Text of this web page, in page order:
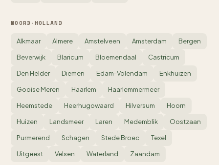
NOORD-HOLLAND
Alkmaar Almere Amstelveen Amsterdam Bergen
Beverwijk Blaricum Bloemendaal Castricum
Den Helder Diemen Edam-Volendam Enkhuizen
Gooise Meren Haarlem Haarlemmermeer
Heemstede Heerhugowaard Hilversum Hoorn
Huizen Landsmeer Laren Medemblik Oostzaan
Purmerend Schagen Stede Broec Texel
Uitgeest Velsen Waterland Zaandam